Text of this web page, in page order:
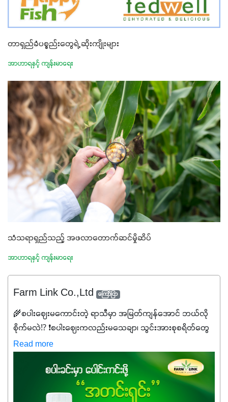
တာရှည်ခံပစ္စည်းတွေရဲ့ ဆိုးကျိုးများ
အာဟာရနှင့် ကျန်းမာရေး
သံသရာရှည်သည့် အဖလာတောက်ဆင်မှိုဆိပ်
အာဟာရနှင့် ကျန်းမာရေး
Farm Link Co.,Ltd ကြော်ငြာ
🌾စပါးဈေးမကောင်းတဲ့ ရာသီမှာ အမြတ်ကျန်အောင် ဘယ်လို
စိုက်မလဲ⁉️ ❗စပါးဈေးကလည်းမသေချာ၊ သွင်းအားစုစရိတ်တွေ
ကလည်း တက်နေတဲ့ဒီလိုအချိန်မှာ သွင်းအားစုဖိုးကို လျှော့ချပြီး
အထွက်နှုန်းကို ထိန်းထားနိုင်မှ ဦးကြီးတို့ အဆင်ပြေမှာနော် ✔️ဒါ
ကြောင့် ကိုယ်သုံးသမျှ ကိုယ့်အတွက်အကျိုးရစေမယ့်
အရည်အသွေးစိတ်ချရတဲ့ သွင်းအားစုပစ္စည်းတွေကိုပဲ ရွေးချယ်
သုံးသင့်ပါတယ်။
Read more